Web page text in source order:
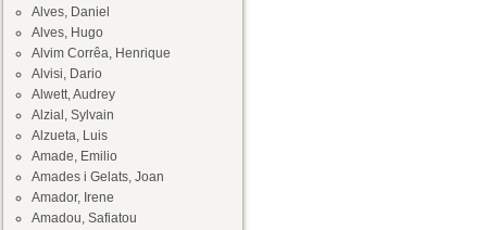
Alves, Daniel
Alves, Hugo
Alvim Corrêa, Henrique
Alvisi, Dario
Alwett, Audrey
Alzial, Sylvain
Alzueta, Luis
Amade, Emilio
Amades i Gelats, Joan
Amador, Irene
Amadou, Safiatou